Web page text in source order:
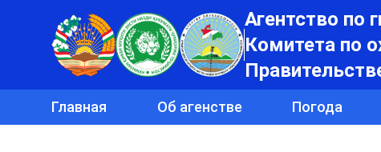
Агентство по
Комитета по
Главная Об агенстве Погода